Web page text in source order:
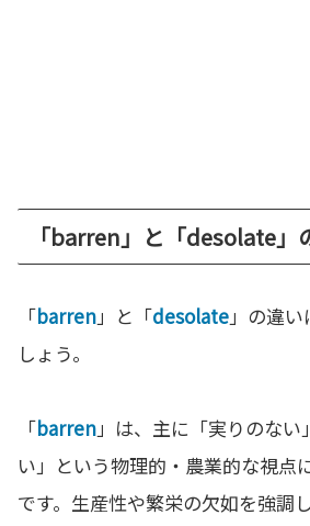
「barren」と「desolate」
「barren」と「desolate」の違い
しょう。
「barren」は、主に「実りのない
い」という物理的・農業的な視点
です。生産性や繁栄の欠如を強調し